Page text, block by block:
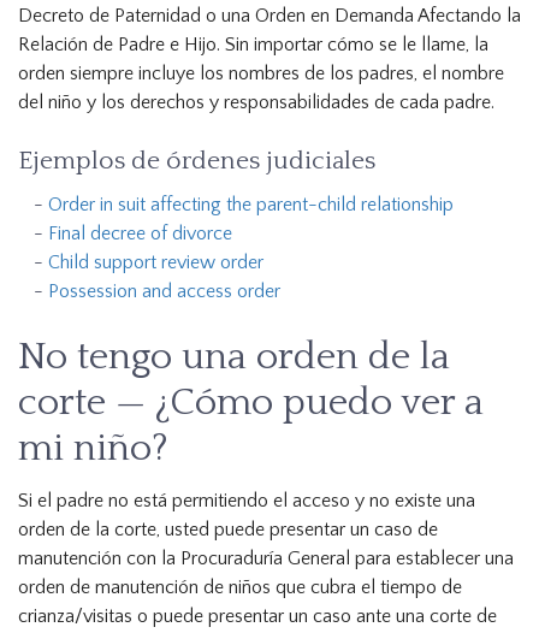
Decreto de Paternidad o una Orden en Demanda Afectando la
Relación de Padre e Hijo. Sin importar cómo se le llame, la
orden siempre incluye los nombres de los padres, el nombre
del niño y los derechos y responsabilidades de cada padre.
Ejemplos de órdenes judiciales
Order in suit affecting the parent-child relationship
Final decree of divorce
Child support review order
Possession and access order
No tengo una orden de la
corte — ¿Cómo puedo ver a
mi niño?
Si el padre no está permitiendo el acceso y no existe una
orden de la corte, usted puede presentar un caso de
manutención con la Procuraduría General para establecer una
orden de manutención de niños que cubra el tiempo de
crianza/visitas o puede presentar un caso ante una corte de